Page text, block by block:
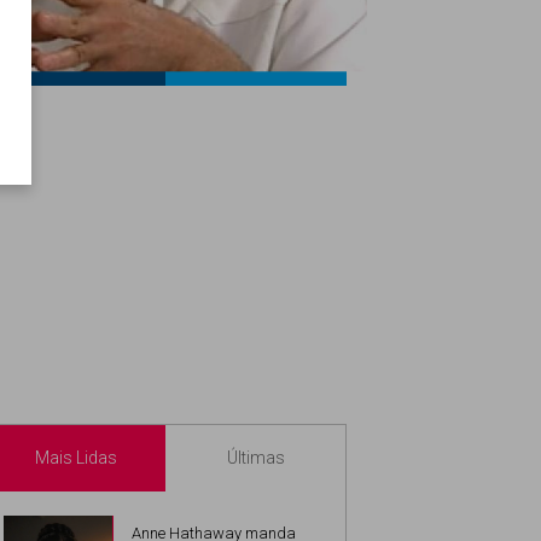
Like
Estrelando
Twitter
@estrelando
Mais Lidas Últimas
Anne Hathaway manda